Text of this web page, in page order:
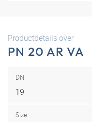
Productdetails over
PN 20 AR VA
DN
19
Size